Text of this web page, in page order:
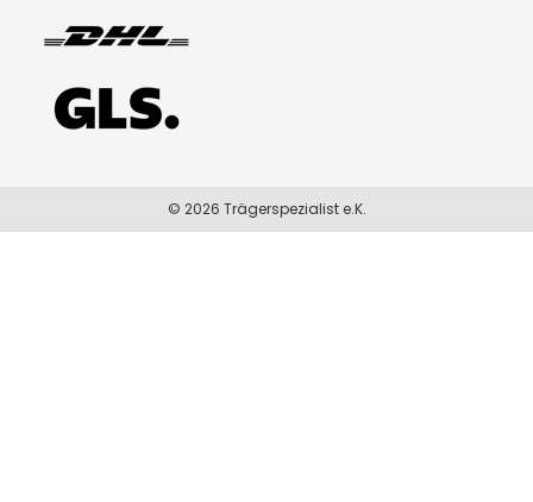
© 2026 Trägerspezialist e.K.